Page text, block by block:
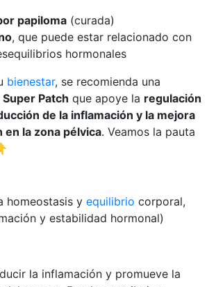
papiloma (curada)
, que puede estar relacionado con
hormonales
bienestar, se recomienda una
Super Patch que apoye la regulación
de la inflamación y la mejora
en la zona pélvica. Veamos la pauta
homeostasis y equilibrio corporal,
y estabilidad hormonal)
la inflamación y promueve la